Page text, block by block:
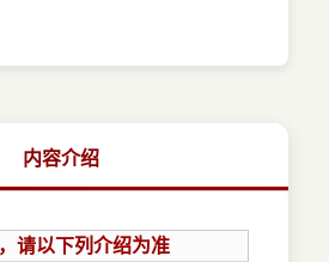
内容介绍
请以下列介绍为准